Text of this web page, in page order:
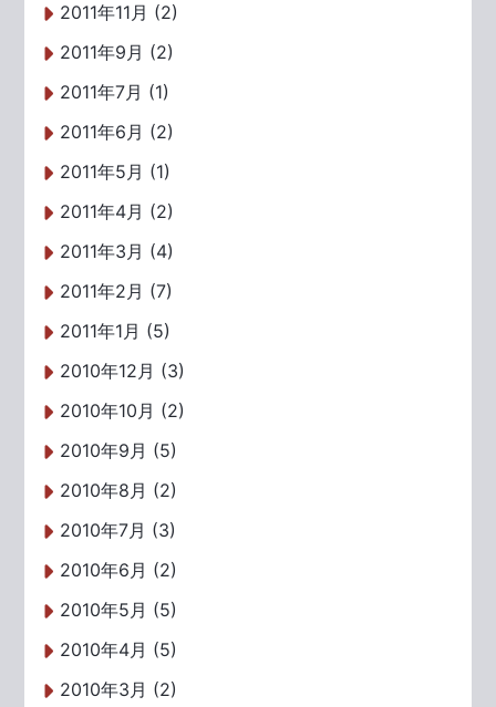
2011年11月 (2)
2011年9月 (2)
2011年7月 (1)
2011年6月 (2)
2011年5月 (1)
2011年4月 (2)
2011年3月 (4)
2011年2月 (7)
2011年1月 (5)
2010年12月 (3)
2010年10月 (2)
2010年9月 (5)
2010年8月 (2)
2010年7月 (3)
2010年6月 (2)
2010年5月 (5)
2010年4月 (5)
2010年3月 (2)